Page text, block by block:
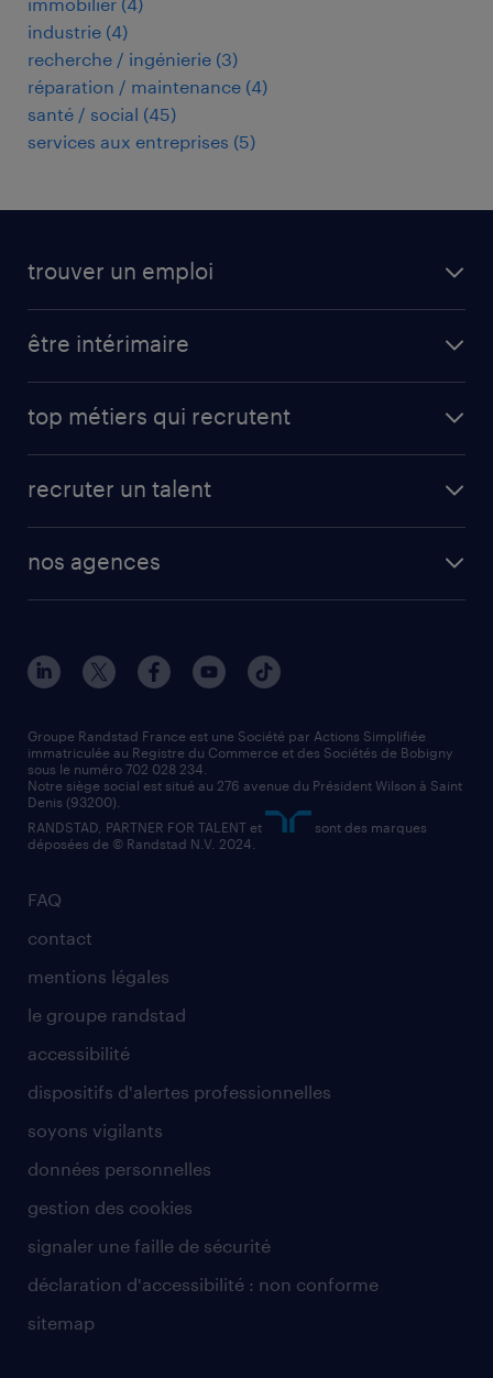
industrie (4)
recherche / ingénierie (3)
réparation / maintenance (4)
santé / social (45)
services aux entreprises (5)
trouver un emploi
créer un compte candidat
être intérimaire
app talent / portail web
top métiers qui recrutent
manutentionnaire
assistant administratif
comptable
recruter un talent
solutions opérationnelles
contact entreprise
faq intérim / recrutement
nos agences
nos agences par ville
nos agences par région
nos cabinets de recrutement
FAQ
contact
mentions légales
le groupe randstad
accessibilité
dispositifs d'alertes professionnelles
soyons vigilants
données personnelles
gestion des cookies
signaler une faille de sécurité
déclaration d'accessibilité : non conforme
sitemap
Groupe Randstad France est une Société par Actions Simplifiée
immatriculée au Registre du Commerce et des Sociétés de Bobigny
sous le numéro 702 028 234.
Notre siège social est situé au 276 avenue du Président Wilson à Saint
Denis (93200).
RANDSTAD, PARTNER FOR TALENT et
sont des marques
déposées de © Randstad N.V. 2024.